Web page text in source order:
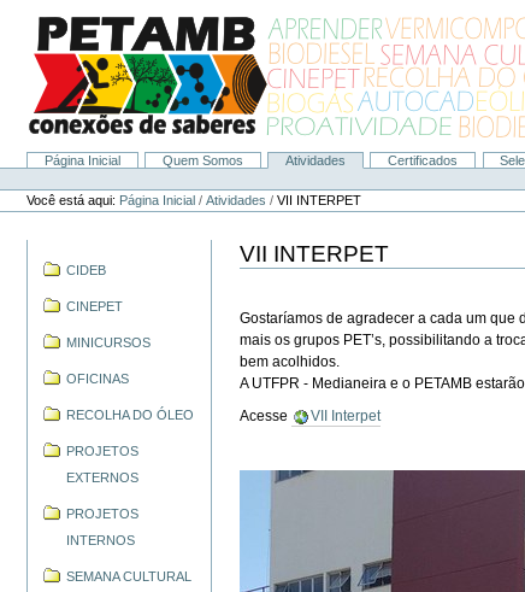
conteúdo.
navegação
NavegaçãoPágina Inicial Quem Somos Atividades Certificados
Ferramentas
Pessoais
Você está aqui: Página Inicial /Atividades /VII INTERPET
CIDEB
CINEPET
MINICURSOS
OFICINAS
RECOLHA DO ÓLEO
PROJETOS
EXTERNOS
PROJETOS
INTERNOS
SEMANA CULTURAL
VII INTERPET
Gostaríamos de agradecer a cada um que
mais os grupos PET’s, possibilitando a
bem acolhidos.
A UTFPR - Medianeira e o PETAMB
Acesse
VII Interpet